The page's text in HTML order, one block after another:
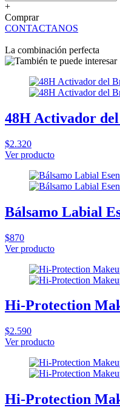
+
Comprar
CONTACTANOS
La combinación perfecta
48H Activador
$2.320
Ver producto
Bálsamo Labial
$870
Ver producto
Hi-Protection
$2.590
Ver producto
Hi-Protection